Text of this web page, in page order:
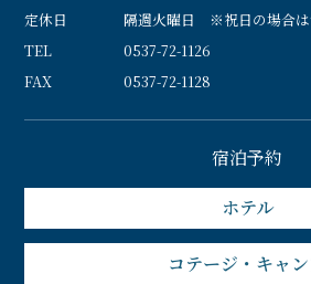
定休日
隔週火曜日 ※祝日の場合は
TEL
0537-72-1126
FAX
0537-72-1128
宿泊予約
ホテル
コテージ・キャ